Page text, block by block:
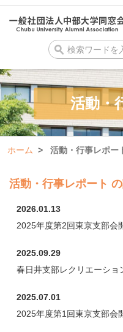
検
索
活動・
ホーム 活動・行事レポー
活動・行事レポート
2026.01.13
2025年度第2回東京支部会
2025.09.29
春日井支部レクリエーショ
2025.07.01
2025年度第1回東京支部会